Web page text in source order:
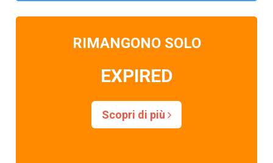
RIMANGONO SOLO
EXPIRED
Scopri di più